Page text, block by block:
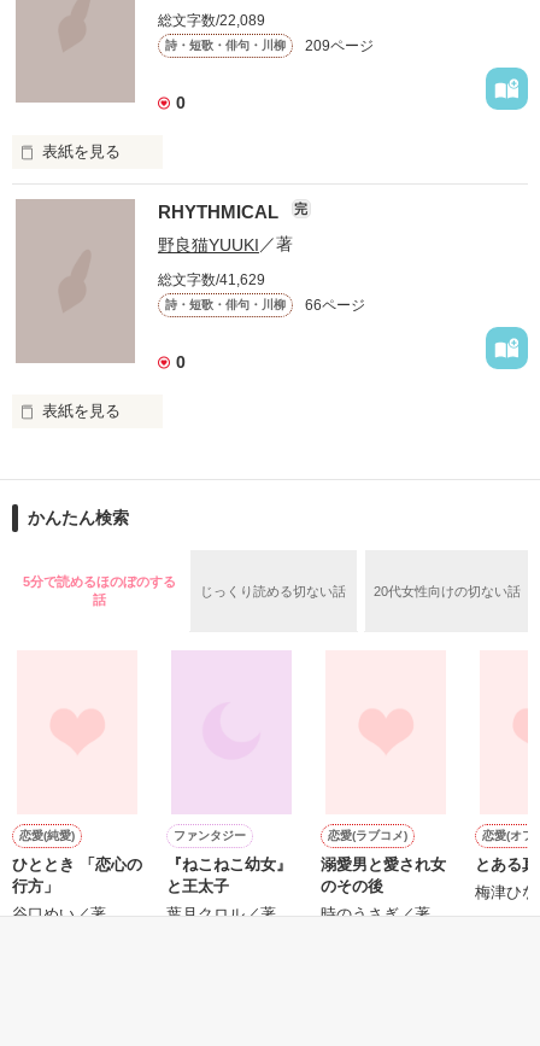
絶えず支配し続けては
たしかなものは
いつか辿り着けるまで
総文字数/22,089
詩・短歌・俳句・川柳 209ページ
0
表紙を見る
知らずに歩いてきた
道は、遠く
無知を振りかざして
嘘つきな私は
もがいたふりをしていた
RHYTHMICAL 完
野良猫YUUKI／著
総文字数/41,629
詩・短歌・俳句・川柳 66ページ
0
表紙を見る
かんたん検索
5分で読めるほのぼのする
話
じっくり読める切ない話 20代女性向けの切ない話
恋愛(純愛)
ひととき 「恋心の
行方」
谷口めい／著
ファンタジー
『ねこねこ幼女』
と王太子
葉月クロル／著
恋愛(ラブコメ)
溺愛男と愛され女
のその後
時のうさぎ／著
恋愛(オフ
とある
梅津ひ